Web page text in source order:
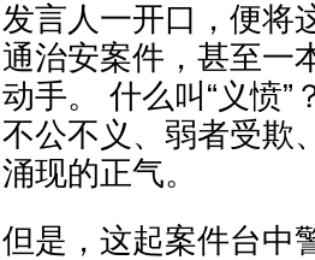
发言人一开口，便将
通治安案件，甚至一
动手。 什么叫“义愤
不公不义、弱者受欺
涌现的正气。
但是，这起案件台中